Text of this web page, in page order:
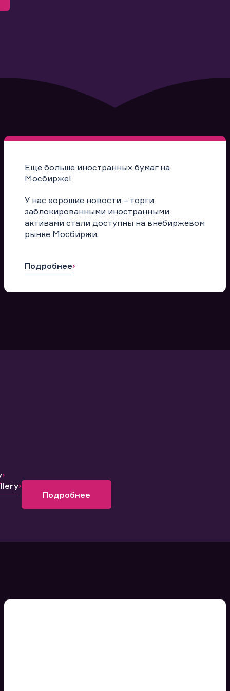
Еще больше иностранных бумаг на
Мосбирже!
У нас хорошие новости – торги
заблокированными иностранными
активами стали доступны на внебиржевом
рынке Мосбиржи.
Подробнее
Подробнее